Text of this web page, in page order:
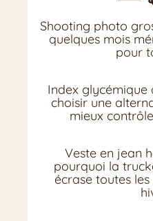
Shooting photo
quelques mois
pour
Index glycémique
choisir une
mieux
Veste en jean
pourquoi la
écrase toutes